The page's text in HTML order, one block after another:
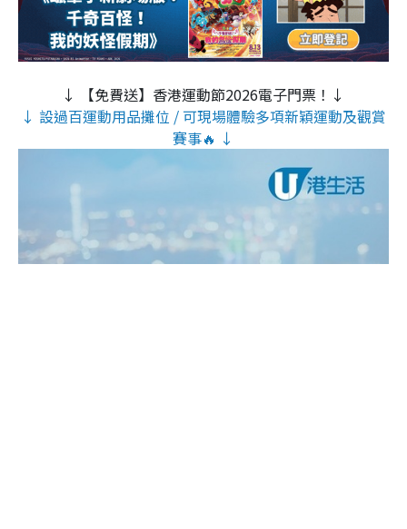
↓ 【免費送】香港運動節2026電子門票！↓
↓ 設過百運動用品攤位 / 可現場體驗多項新穎運動及觀賞
賽事🔥 ↓